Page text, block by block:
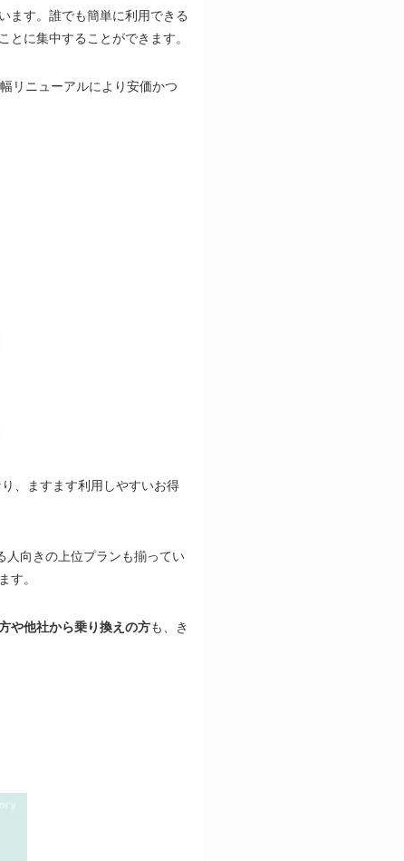
ます。誰でも簡単に利用できる
に集中することができます。
リニューアルにより安価かつ
、ますます利用しやすいお得
人向きの上位プランも揃ってい
す。
や他社から乗り換えの方も、き